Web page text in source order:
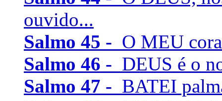
ouvido...
Salmo 45 - O MEU
Salmo 46 - DEUS é o
Salmo 47 - BATEI